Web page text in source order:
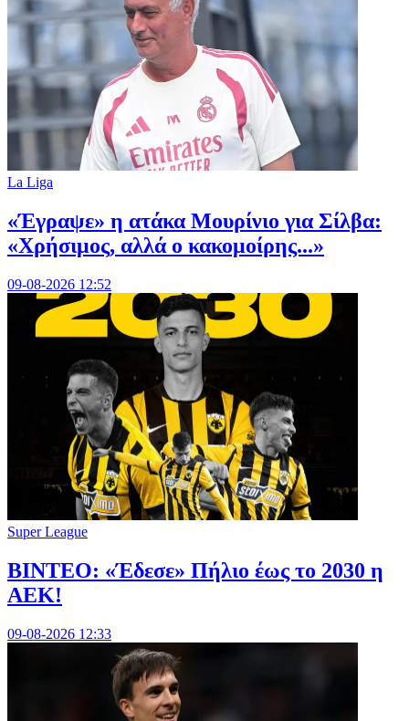
La Liga
«Έγραψε» η ατάκα Μουρίνιο για Σίλβα:
«Χρήσιμος, αλλά ο κακομοίρης...»
09-08-2026 12:52
Super League
ΒΙΝΤΕΟ: «Έδεσε» Πήλιο έως το 2030 η
ΑΕΚ!
09-08-2026 12:33